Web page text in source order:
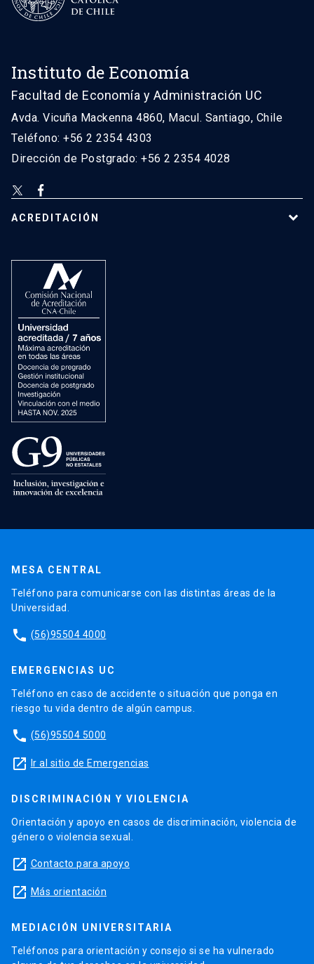
Instituto de Economía
Facultad de Economía y Administración UC
Avda. Vicuña Mackenna 4860, Macul. Santiago, Chile
Teléfono: +56 2 2354 4303
Dirección de Postgrado: +56 2 2354 4028
ACREDITACIÓN
MESA CENTRAL
Teléfono para comunicarse con las distintas áreas de la
Universidad.
phone (56)95504 4000
EMERGENCIAS UC
Teléfono en caso de accidente o situación que ponga en
riesgo tu vida dentro de algún campus.
phone (56)95504 5000
launch Ir al sitio de Emergencias
DISCRIMINACIÓN Y VIOLENCIA
Orientación y apoyo en casos de discriminación, violencia de
género o violencia sexual.
launch Contacto para apoyo
launch Más orientación
MEDIACIÓN UNIVERSITARIA
Teléfonos para orientación y consejo si se ha vulnerado